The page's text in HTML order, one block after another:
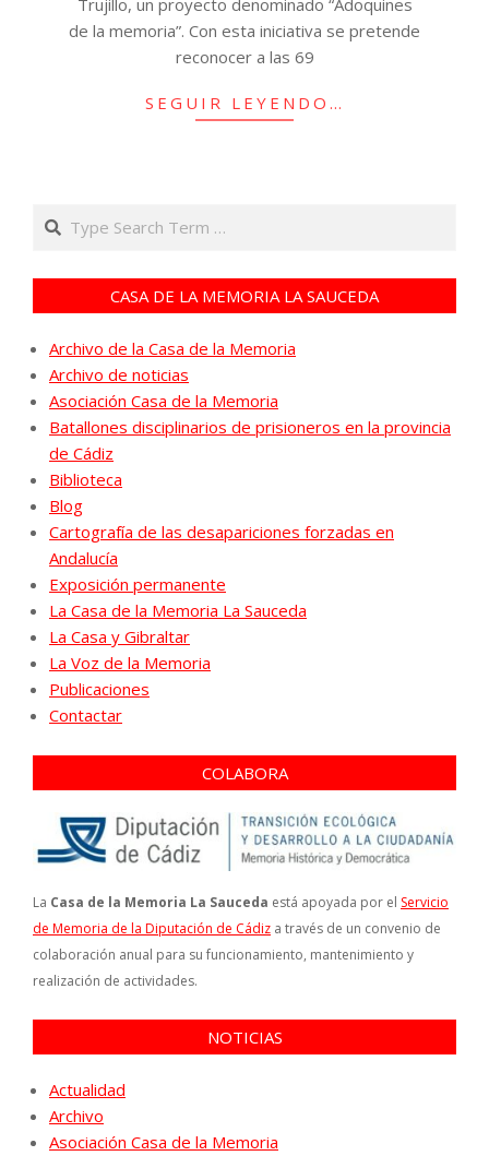
de la memoria”. Con esta iniciativa se pretende
reconocer a las 69
SEGUIR LEYENDO…
Search
CASA DE LA MEMORIA LA SAUCEDA
Archivo de la Casa de la Memoria
Archivo de noticias
Asociación Casa de la Memoria
Batallones disciplinarios de prisioneros en la provincia
de Cádiz
Biblioteca
Blog
Cartografía de las desapariciones forzadas en
Andalucía
Exposición permanente
La Casa de la Memoria La Sauceda
La Casa y Gibraltar
La Voz de la Memoria
Publicaciones
Contactar
COLABORA
La Casa de la Memoria La Sauceda está apoyada por el Servicio
de Memoria de la Diputación de Cádiz a través de un convenio de
colaboración anual para su funcionamiento, mantenimiento y
realización de actividades.
NOTICIAS
Actualidad
Archivo
Asociación Casa de la Memoria